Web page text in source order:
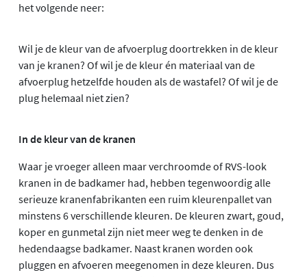
het volgende neer:
Wil je de kleur van de afvoerplug doortrekken in de kleur
van je kranen? Of wil je de kleur én materiaal van de
afvoerplug hetzelfde houden als de wastafel? Of wil je de
plug helemaal niet zien?
In de kleur van de kranen
Waar je vroeger alleen maar verchroomde of RVS-look
kranen in de badkamer had, hebben tegenwoordig alle
serieuze kranenfabrikanten een ruim kleurenpallet van
minstens 6 verschillende kleuren. De kleuren zwart, goud,
koper en gunmetal zijn niet meer weg te denken in de
hedendaagse badkamer. Naast kranen worden ook
pluggen en afvoeren meegenomen in deze kleuren. Dus